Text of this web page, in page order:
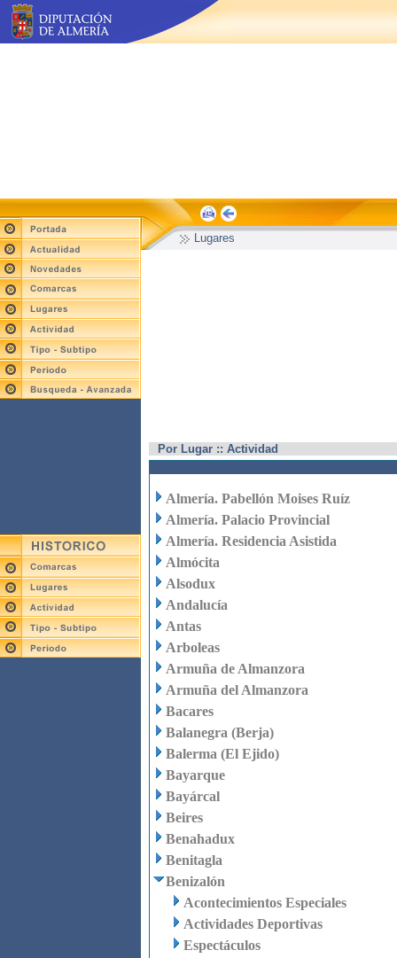
Lugares
Por Lugar :: Actividad
Almería. Pabellón Moises Ruíz
Almería. Palacio Provincial
Almería. Residencia Asistida
Almócita
Alsodux
Andalucía
Antas
Arboleas
Armuña de Almanzora
Armuña del Almanzora
Bacares
Balanegra (Berja)
Balerma (El Ejido)
Bayarque
Bayárcal
Beires
Benahadux
Benitagla
Benizalón
Acontecimientos Especiales
Actividades Deportivas
Espectáculos